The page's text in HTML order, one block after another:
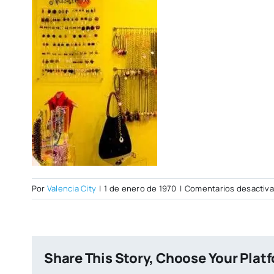
Por Valencia City | 1 de enero de 1970 | Comentarios
Share This Story, Choose Your